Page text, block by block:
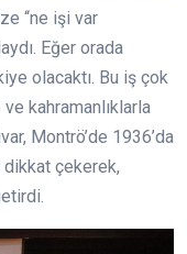
“ne işi var
Eğer orada
olacaktı. Bu iş çok
kahramanlıklarla
Montrö’de 1936’da
çekerek,